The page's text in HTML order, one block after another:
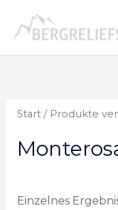
Inhalt
springen
Start/ Produkte
Einzelnes